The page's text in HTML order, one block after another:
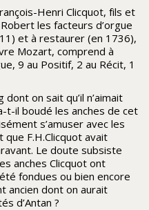
Henri Clicquot, fils et
les facteurs d’orgue
et à restaurer (en 1736),
Mozart, comprend à
9 au Positif, 2 au Récit, 1
on sait qu’il n’aimait
t-il boudé les anches de cet
s’amuser avec les
F.H.Clicquot avait
Le doute subsiste
anches Clicquot ont
fondues ou bien encore
ancien dont on aurait
d’Antan ?